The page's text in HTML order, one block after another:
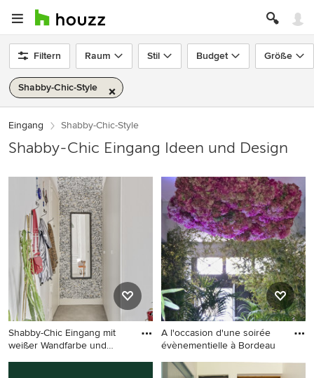
Filtern Raum Stil Budget Größe
Shabby-Chic-Style
Eingang Shabby-Chic-Style
Shabby-Chic Eingang Ideen und Design
Shabby-Chic Eingang mit
weißer Wandfarbe und
Shabby-Chic Eingang mit
A l'occasion d'une soirée
évènementielle à Bordeau
Shabby-Style Eingang in